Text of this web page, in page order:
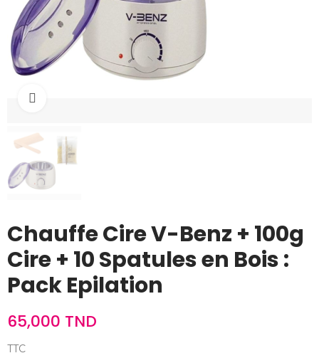
Chauffe Cire V-Benz + 100g
Cire + 10 Spatules en Bois :
Pack Epilation
65,000 TND
TTC